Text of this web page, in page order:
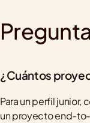
¿Cuántos
Para un perfil
un proyecto end-